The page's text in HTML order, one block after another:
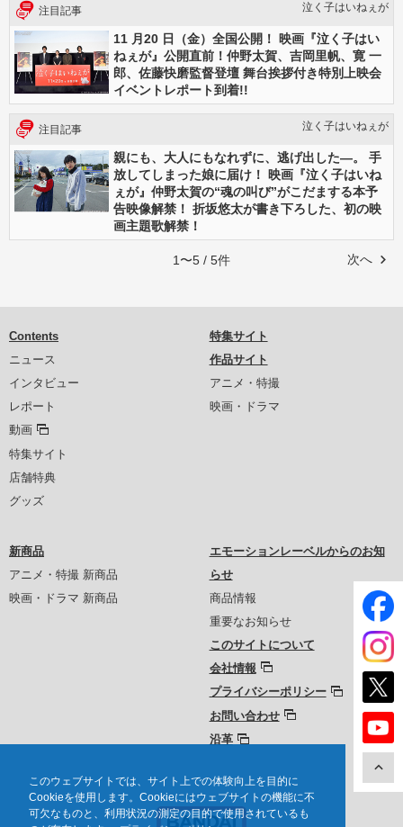
このウェブサイトでは、サイト上での体験向上を目的に
Cookieを使用します。Cookieにはウェブサイトの機能に不
可欠なものと、利用状況の測定の目的で使用されているも
注目記事 泣く子はいねぇが
11 月20 日（金）全国公開！ 映画『泣く子はい
ねぇが』公開直前！仲野太賀、吉岡里帆、寛 一
郎、佐藤快磨監督登壇 舞台挨拶付き特別上映会
イベントレポート到着!!
注目記事 泣く子はいねぇが
親にも、大人にもなれずに、逃げ出した―。 手
放してしまった娘に届け！ 映画『泣く子はいね
ぇが』仲野太賀の“魂の叫び”がこだまする本予
告映像解禁！ 折坂悠太が書き下ろした、初の映
画主題歌解禁！
次へ
1〜5 / 5件
Contents
ニュース
インタビュー
レポート
動画
特集サイト
店舗特典
グッズ
特集サイト
作品サイト
アニメ・特撮
映画・ドラマ
新商品
アニメ・特撮 新商品
映画・ドラマ 新商品
エモーションレーベルからのお知
らせ
商品情報
重要なお知らせ
このサイトについて
会社情報
プライバシーポリシー
お問い合わせ
沿革